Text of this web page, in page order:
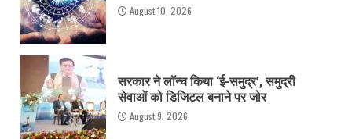
August 10, 2026
सरकार ने लॉन्च किया ‘ई-समुद्र’, समुद्री
सेवाओं को डिजिटल बनाने पर जोर
August 9, 2026